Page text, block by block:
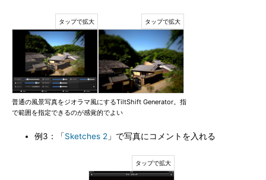
普通の風景写真をジオラマ風にするTiltShift Generator。指
で範囲を指定できるのが感覚的でよい
例3：「Sketches 2 」で写真にコメントを入れる